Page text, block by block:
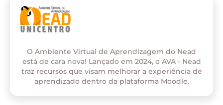
O Ambiente Virtual de Aprendizagem do Nead
está de cara nova! Lançado em 2024, o AVA - Nead
traz recursos que visam melhorar a experiência de
aprendizado dentro da plataforma Moodle.